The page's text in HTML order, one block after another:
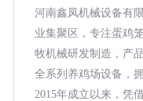
河南鑫凤机械设备有
业集聚区，专注蛋鸡
牧机械研发制造，产
全系列养鸡场设备，
2015年成立以来，凭